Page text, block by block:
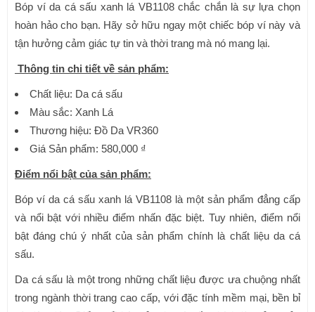
Bóp ví da cá sấu xanh lá VB1108 chắc chắn là sự lựa chọn
hoàn hảo cho bạn. Hãy sở hữu ngay một chiếc bóp ví này và
tận hưởng cảm giác tự tin và thời trang mà nó mang lại.
Thông tin chi tiết về sản phẩm:
Chất liệu: Da cá sấu
Màu sắc: Xanh Lá
Thương hiệu: Đồ Da VR360
Giá Sản phẩm: 580,000 ₫
Điểm nổi bật của sản phẩm:
Bóp ví da cá sấu xanh lá VB1108 là một sản phẩm đẳng cấp
và nổi bật với nhiều điểm nhấn đặc biệt. Tuy nhiên, điểm nổi
bật đáng chú ý nhất của sản phẩm chính là chất liệu da cá
sấu.
Da cá sấu là một trong những chất liệu được ưa chuộng nhất
trong ngành thời trang cao cấp, với đặc tính mềm mại, bền bỉ